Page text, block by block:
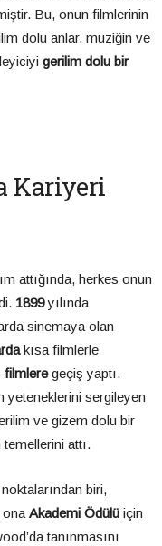
Bu, onun filmlerinin
dolu anlar, müziğin ve
gerilim dolu bir
Kariyeri
attığında, herkes onun
1899yılında
sinemaya olan
kısa filmlerle
filmleregeçiş yaptı.
yeteneklerini sergileyen
ve gizem dolu bir
attı.
biri,
onaAkademi Ödülü için
tanınmasını